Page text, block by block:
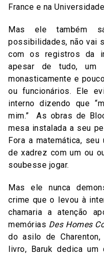
France e na
Mas ele também
possibilidades, não vai
com os registros da
apesar de tudo, um
monasticamente e
ou funcionários. Ele
interno dizendo que
mim.” As obras de
mesa instalada a seu
Fora a matemática,
de xadrez com um ou
soubesse jogar.
Mas ele nunca
crime que o levou à
chamaria a atenção
memórias Des Homes
do asilo de Charenton,
livro, Baruk dedica